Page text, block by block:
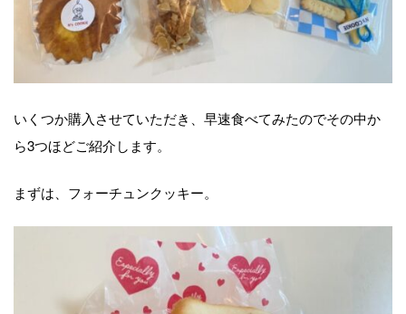
いくつか購入させていただき、早速食べてみたのでその中か
ら3つほどご紹介します。
まずは、フォーチュンクッキー。